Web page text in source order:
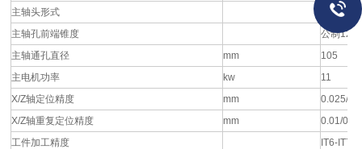
主轴头形式
D11
主轴孔前端锥度
公制
主轴通孔直径
mm
105
主电机功率
kw
11
X/Z轴定位精度
mm
0.025/
X/Z轴重复定位精度
mm
0.01/
工件加工精度
IT6-IT7